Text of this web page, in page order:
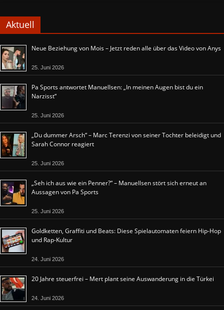
Aktuell
Neue Beziehung von Mois – Jetzt reden alle über das Video von Anys
25. Juni 2026
Pa Sports antwortet Manuellsen: „In meinen Augen bist du ein
Narzisst“
25. Juni 2026
„Du dummer Arsch“ – Marc Terenzi von seiner Tochter beleidigt und
Sarah Connor reagiert
25. Juni 2026
„Seh ich aus wie ein Penner?“ – Manuellsen stört sich erneut an
Aussagen von Pa Sports
25. Juni 2026
Goldketten, Graffiti und Beats: Diese Spielautomaten feiern Hip-Hop
und Rap-Kultur
24. Juni 2026
20 Jahre steuerfrei – Mert plant seine Auswanderung in die Türkei
24. Juni 2026